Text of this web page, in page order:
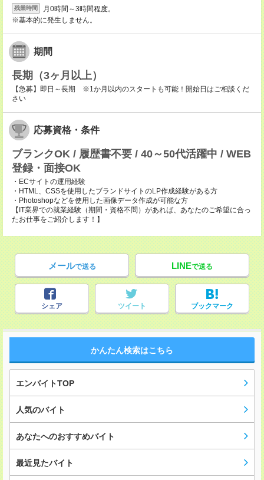
残業時間
月0時間～3時間程度。
※基本的に発生しません。
期間
長期（3ヶ月以上）
【急募】即日～長期 ※1か月以内のスタートも可能！開始日はご相談くだ
さい
応募資格・条件
ブランクOK / 履歴書不要 / 40～50代活躍中 / WEB
登録・面接OK
・ECサイトの運用経験
・HTML、CSSを使用したブランドサイトのLP作成経験がある方
・Photoshopなどを使用した画像データ作成が可能な方
【IT業界での就業経験（期間・資格不問）があれば、あなたのご希望に合っ
たお仕事をご紹介します！】
メールで送る LINEで送る
シェア ツイート ブックマーク
かんたん検索はこちら
エンバイトTOP
人気のバイト
あなたへのおすすめバイト
最近見たバイト